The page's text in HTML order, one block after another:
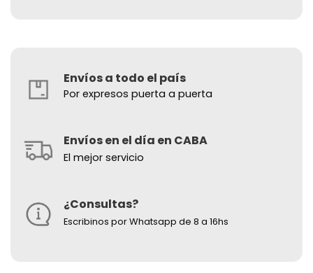
Envíos a todo el país
Por expresos puerta a puerta
Envíos en el día en CABA
El mejor servicio
¿Consultas?
Escribinos por Whatsapp de 8 a 16hs